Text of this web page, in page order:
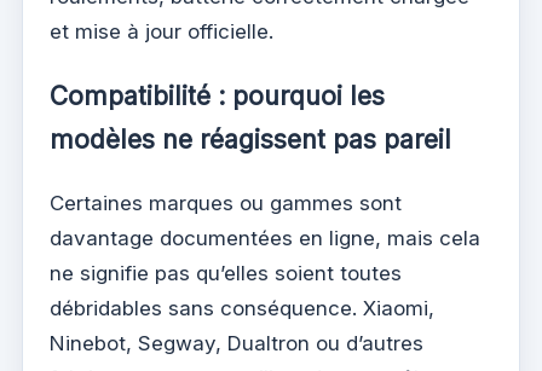
et mise à jour officielle.
Compatibilité : pourquoi les
modèles ne réagissent pas pareil
Certaines marques ou gammes sont
davantage documentées en ligne, mais cela
ne signifie pas qu’elles soient toutes
débridables sans conséquence. Xiaomi,
Ninebot, Segway, Dualtron ou d’autres